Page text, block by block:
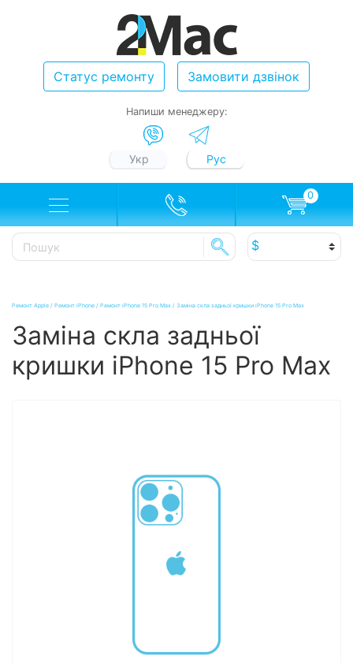
Статус ремонту Замовити дзвінок
Напиши менеджеру:
Укр Рус
0
Ремонт Apple / Ремонт iPhone / Ремонт iPhone 15 Pro Max / Заміна скла задньої кришки iPhone 15 Pro Max
Заміна скла задньої
кришки iPhone 15 Pro Max